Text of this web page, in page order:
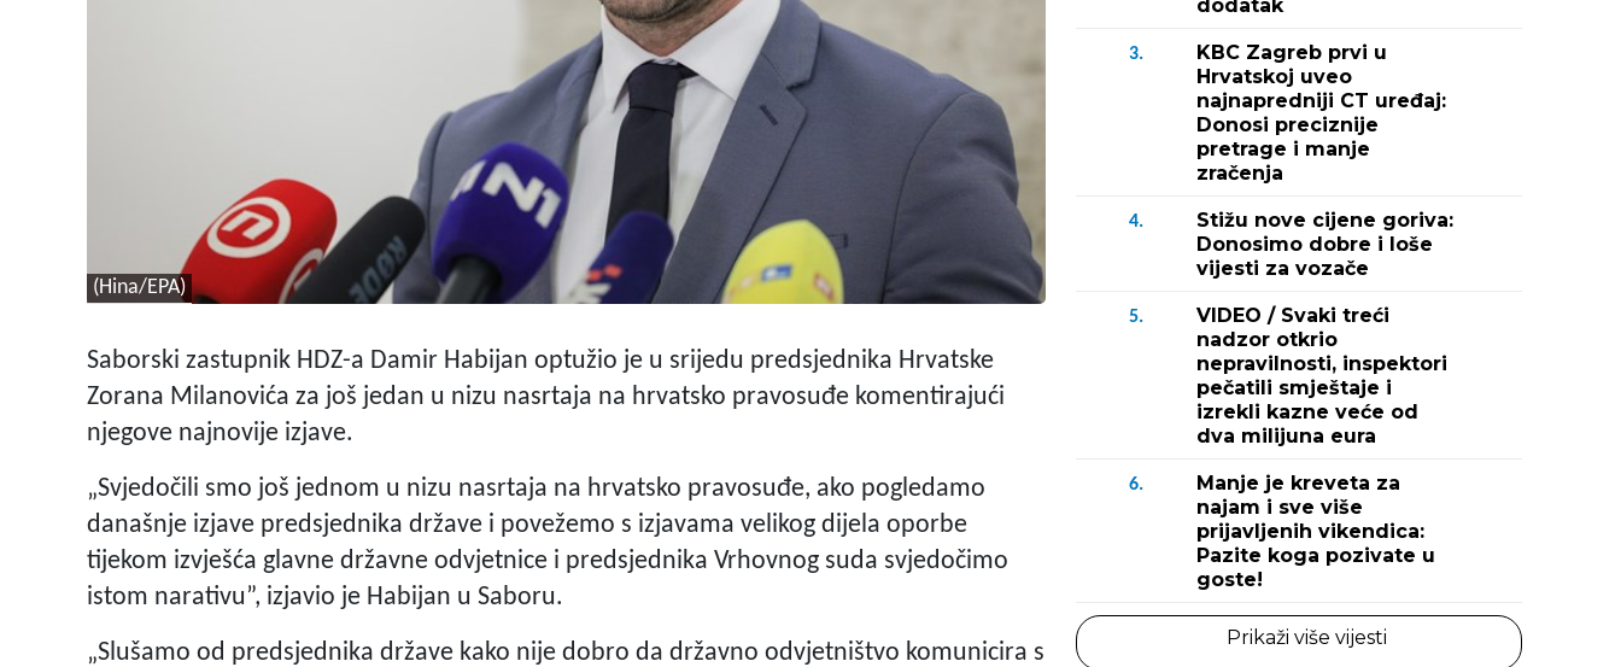
(Hina/EPA)
Saborski zastupnik HDZ-a Damir Habijan optužio je u srijedu predsjednika Hrvatske
Zorana Milanovića za još jedan u nizu nasrtaja na hrvatsko pravosuđe komentirajući
njegove najnovije izjave.
„Svjedočili smo još jednom u nizu nasrtaja na hrvatsko pravosuđe, ako pogledamo
današnje izjave predsjednika države i povežemo s izjavama velikog dijela oporbe
tijekom izvješća glavne državne odvjetnice i predsjednika Vrhovnog suda svjedočimo
istom narativu”, izjavio je Habijan u Saboru.
„Slušamo od predsjednika države kako nije dobro da državno odvjetništvo komunicira s
dodatak
3.
KBC Zagreb prvi u
Hrvatskoj uveo
najnapredniji CT uređaj:
Donosi preciznije
pretrage i manje
zračenja
4.
Stižu nove cijene goriva:
Donosimo dobre i loše
vijesti za vozače
5.
VIDEO / Svaki treći
nadzor otkrio
nepravilnosti, inspektori
pečatili smještaje i
izrekli kazne veće od
dva milijuna eura
6.
Manje je kreveta za
najam i sve više
prijavljenih vikendica:
Pazite koga pozivate u
goste!
Prikaži više vijesti